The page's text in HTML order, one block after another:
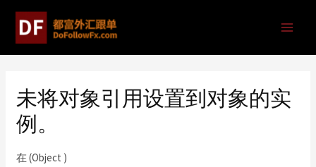
未将对象引用设置到对象的实
例。
在 (Object )